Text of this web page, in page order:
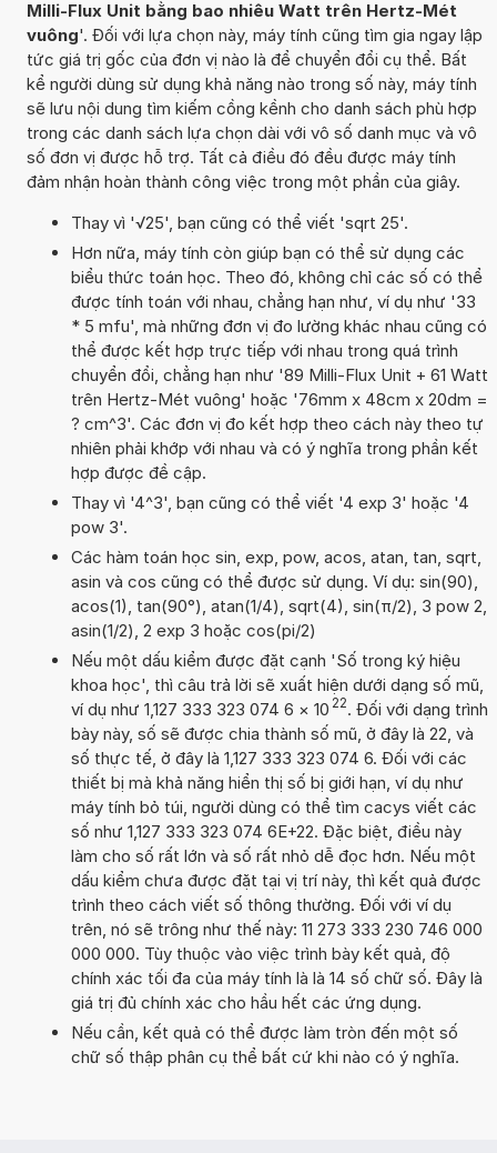
Milli-Flux Unit bằng bao nhiêu Watt trên Hertz-Mét
vuông'. Đối với lựa chọn này, máy tính cũng tìm gia ngay lập
tức giá trị gốc của đơn vị nào là để chuyển đổi cụ thể. Bất
kể người dùng sử dụng khả năng nào trong số này, máy tính
sẽ lưu nội dung tìm kiếm cồng kềnh cho danh sách phù hợp
trong các danh sách lựa chọn dài với vô số danh mục và vô
số đơn vị được hỗ trợ. Tất cả điều đó đều được máy tính
đảm nhận hoàn thành công việc trong một phần của giây.
Thay vì '√25', bạn cũng có thể viết 'sqrt 25'.
Hơn nữa, máy tính còn giúp bạn có thể sử dụng các
biểu thức toán học. Theo đó, không chỉ các số có thể
được tính toán với nhau, chẳng hạn như, ví dụ như '33
* 5 mfu', mà những đơn vị đo lường khác nhau cũng có
thể được kết hợp trực tiếp với nhau trong quá trình
chuyển đổi, chẳng hạn như '89 Milli-Flux Unit + 61 Watt
trên Hertz-Mét vuông' hoặc '76mm x 48cm x 20dm =
? cm^3'. Các đơn vị đo kết hợp theo cách này theo tự
nhiên phải khớp với nhau và có ý nghĩa trong phần kết
hợp được đề cập.
Thay vì '4^3', bạn cũng có thể viết '4 exp 3' hoặc '4
pow 3'.
Các hàm toán học sin, exp, pow, acos, atan, tan, sqrt,
asin và cos cũng có thể được sử dụng. Ví dụ: sin(90),
acos(1), tan(90°), atan(1/4), sqrt(4), sin(π/2), 3 pow 2,
asin(1/2), 2 exp 3 hoặc cos(pi/2)
Nếu một dấu kiểm được đặt cạnh 'Số trong ký hiệu
khoa học', thì câu trả lời sẽ xuất hiện dưới dạng số mũ,
ví dụ như 1,127 333 323 074 6 × 10 22. Đối với dạng trình
bày này, số sẽ được chia thành số mũ, ở đây là 22, và
số thực tế, ở đây là 1,127 333 323 074 6. Đối với các
thiết bị mà khả năng hiển thị số bị giới hạn, ví dụ như
máy tính bỏ túi, người dùng có thể tìm cacys viết các
số như 1,127 333 323 074 6E+22. Đặc biệt, điều này
làm cho số rất lớn và số rất nhỏ dễ đọc hơn. Nếu một
dấu kiểm chưa được đặt tại vị trí này, thì kết quả được
trình theo cách viết số thông thường. Đối với ví dụ
trên, nó sẽ trông như thế này: 11 273 333 230 746 000
000 000. Tùy thuộc vào việc trình bày kết quả, độ
chính xác tối đa của máy tính là là 14 số chữ số. Đây là
giá trị đủ chính xác cho hầu hết các ứng dụng.
Nếu cần, kết quả có thể được làm tròn đến một số
chữ số thập phân cụ thể bất cứ khi nào có ý nghĩa.